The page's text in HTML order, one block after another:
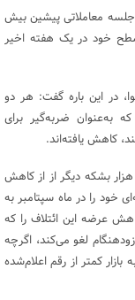
معاملاتی پیشین بیش
خود در یک هفته اخیر
در این‌ باره گفت: هر دو
به‌عنوان ضربه‌گیر برای
کاهش یافته‌اند.
هشت عضو اوپک‌پلاس روز یکشنبه تصمیم گرفتند ۵۴۷ هزار بشکه دیگر از از کاهش
۲ میلیون و ۲۰۰ هزار بشکه‌ای خود را در ماه سپتامبر به
عرضه این ائتلاف را که
و زودهنگام لغو می‌کند، اگرچه
کمتر از رقم اعلام‌شده